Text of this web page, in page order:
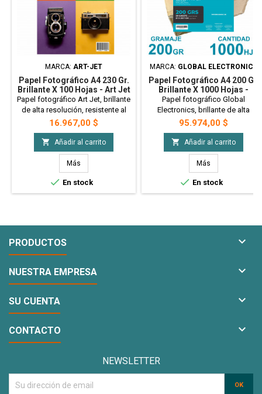
MARCA: ART-JET
Papel Fotográfico A4 230 Gr.
Brillante X 100 Hojas - Art Jet
Papel fotográfico Art Jet, brillante
de alta resolución, resistente al
agua. Colores vivos y durables
Ideal para imprimir fotografía y
tarjetas personales. Tamaño A4 -
230gr - x100 Hojas
Precio
16.967,00 $
 Añadir al carrito
Más
 En stock
MARCA: GLOBAL ELECTRONICS
Papel Fotográfico A4 200 Gr.
Brillante X 1000 Hojas -
Global PRECIO MAYORISTA
Papel fotográfico Global
Electronics, brillante de alta
resolución, resistente al agua.
Colores vivos y durablesIdeal
para imprimir fotografía y tarjetas
personales. Tamaño A4 - 200gr -
x1000 Hojas - Bulto Cerrado
Precio
95.974,00 $
 Añadir al carrito
Más
 En stock
PRODUCTOS 
NUESTRA EMPRESA 
SU CUENTA 
CONTACTO 
NEWSLETTER